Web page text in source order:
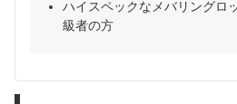
ハイスペックなメバリングロ
級者の方